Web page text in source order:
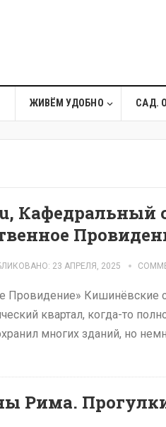
ЖИВЁМ УДОБНО САД.
Кафедральный
23 АПРЕЛЯ, 2025
Провидение» Кишинёвские
квартал, когда-то
многих зданий, но
Рима.